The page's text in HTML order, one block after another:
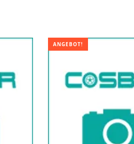
ANGEBOT!